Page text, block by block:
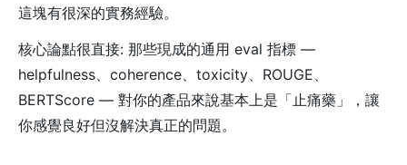
這塊有很深的實務經驗。
核心論點很直接: 那些現成的通用 eval 指標 —
helpfulness、coherence、toxicity、ROUGE、
BERTScore — 對你的產品來說基本上是「止痛藥」，讓
你感覺良好但沒解決真正的問題。